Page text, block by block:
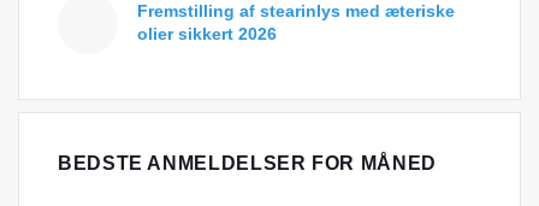
Fremstilling af stearinlys med æteriske
olier sikkert 2026
BEDSTE ANMELDELSER FOR MÅNED